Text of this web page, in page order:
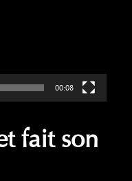
00:08
fait son